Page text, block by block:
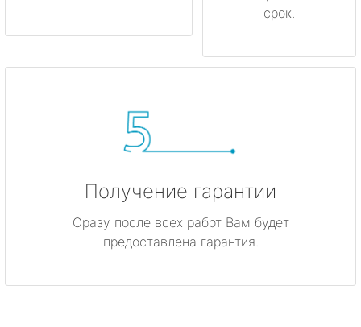
срок.
Получение гарантии
Сразу после всех работ Вам будет
предоставлена гарантия.